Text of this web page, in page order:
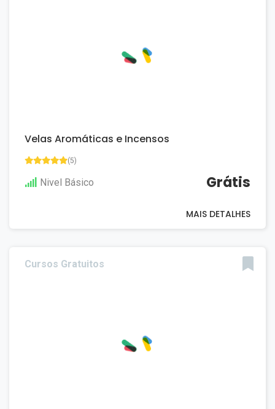
Velas Aromáticas e Incensos
(5)
Nivel Básico Grátis
MAIS DETALHES
Cursos Gratuitos